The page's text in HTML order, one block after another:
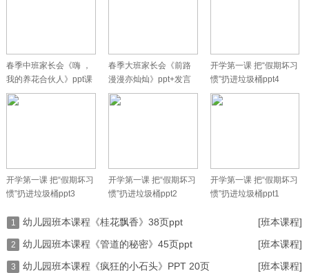
春季中班家长会《嗨 ，
我的养花合伙人》ppt课
件+发言
春季大班家长会《前路
漫漫亦灿灿》ppt+发言
稿
开学第一课 把“假期坏习
惯”扔进垃圾桶ppt4
开学第一课 把“假期坏习
惯”扔进垃圾桶ppt3
开学第一课 把“假期坏习
惯”扔进垃圾桶ppt2
开学第一课 把“假期坏习
惯”扔进垃圾桶ppt1
[班本课程]
1
幼儿园班本课程《桂花飘香》38页ppt
[班本课程]
2
幼儿园班本课程《管道的秘密》45页ppt
[班本课程]
3
幼儿园班本课程《疯狂的小石头》PPT 20页